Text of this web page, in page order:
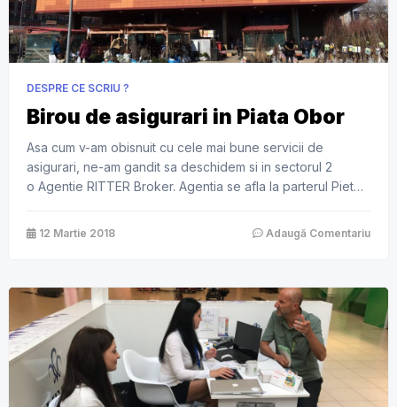
DESPRE CE SCRIU ?
Birou de asigurari in Piata Obor
Asa cum v-am obisnuit cu cele mai bune servicii de
asigurari, ne-am gandit sa deschidem si in sectorul 2
o Agentie RITTER Broker. Agentia se afla la parterul Pietei
grupul sanitar. RITTER � Broker intermediaza la aceasta
data toate tipurile de asigurari . Intre acestea, amintim
12 Martie 2018 Adaugă Comentariu